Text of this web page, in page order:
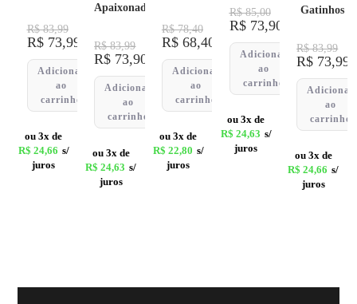
R$83,99
R$73,99
Adicionar
ao
carrinho
ou 3x de
R$ 24,66 s/
juros
Apaixonados
R$83,99
R$ 73,90
Adicionar
ao
carrinho
ou 3x de
R$ 24,63 s/
juros
R$78,40
R$68,40
Adicionar
ao
carrinho
ou 3x de
R$ 22,80 s/
juros
R$85,00
R$73,90
Adicionar
ao
carrinho
ou 3x de
R$ 24,63 s/
juros
Gatinhos
R$83,99
R$ 73,99
Adicionar
ao
carrinho
ou 3x de
R$ 24,66 s/
juros